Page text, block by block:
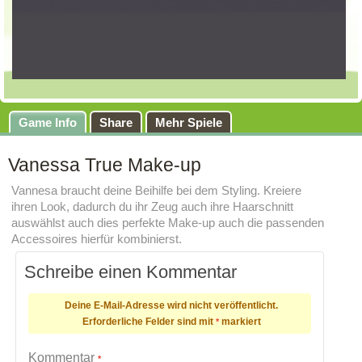
Game Info Share Mehr Spiele
Vanessa True Make-up
Vannesa braucht deine Beihilfe bei dem Styling. Kreiere
ihren Look, dadurch du ihr Zeug auch ihre Haarschnitt
auswählst auch dies perfekte Make-up auch die passenden
Accessoires hierfür kombinierst.
Schreibe einen Kommentar
Deine E-Mail-Adresse wird nicht veröffentlicht.
Erforderliche Felder sind mit *markiert
Kommentar *